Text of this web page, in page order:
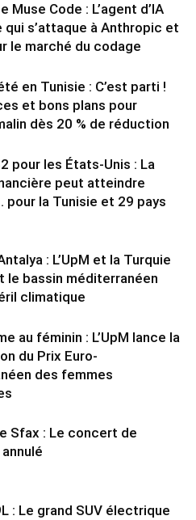
Muse Code : L’agent d’IA
qui s’attaque à Anthropic et
le marché du codage
en Tunisie : C’est parti !
et bons plans pour
dès 20 % de réduction
pour les États-Unis : La
peut atteindre
pour la Tunisie et 29 pays
: L’UpM et la Turquie
le bassin méditerranéen
climatique
au féminin : L’UpM lance la
du Prix Euro-
des femmes
Sfax : Le concert de
: Le grand SUV électrique